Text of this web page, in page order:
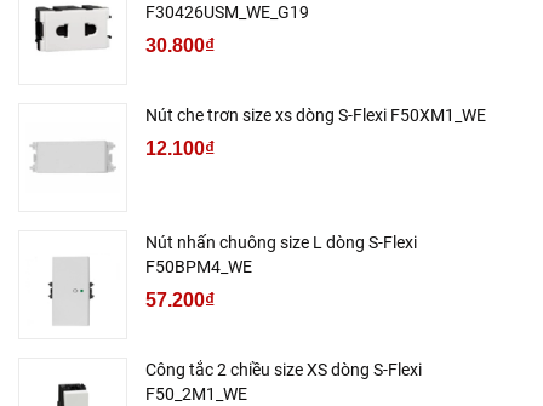
F30426USM_WE_G19
30.800₫
Nút che trơn size xs dòng S-Flexi F50XM1_WE
12.100₫
Nút nhấn chuông size L dòng S-Flexi
F50BPM4_WE
57.200₫
Công tắc 2 chiều size XS dòng S-Flexi
F50_2M1_WE